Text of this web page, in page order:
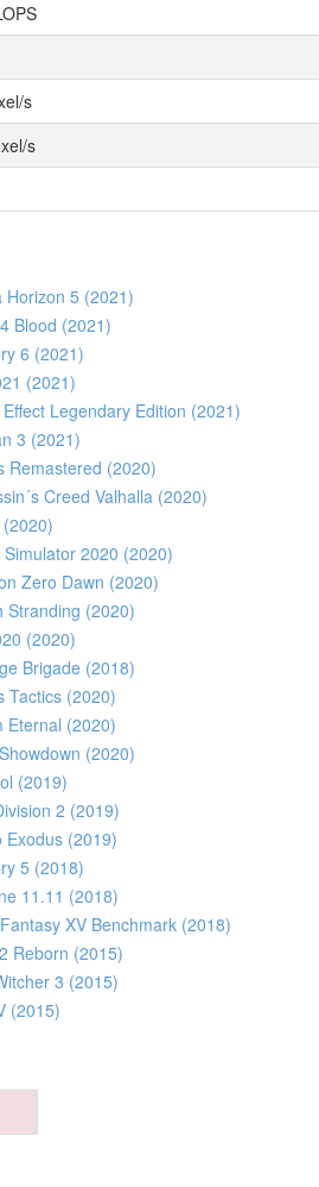
s
s
Horizon 5 (2021)
Blood (2021)
6 (2021)
(2021)
Legendary Edition (2021)
3 (2021)
Remastered (2020)
Creed Valhalla (2020)
Simulator 2020 (2020)
Zero Dawn (2020)
Stranding (2020)
(2020)
Brigade (2018)
Tactics (2020)
Eternal (2020)
(2020)
(2019)
2 (2019)
Exodus (2019)
5 (2018)
11.11 (2018)
XV Benchmark (2018)
Reborn (2015)
3 (2015)
(2015)